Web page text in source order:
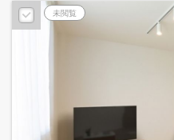
未閲覧